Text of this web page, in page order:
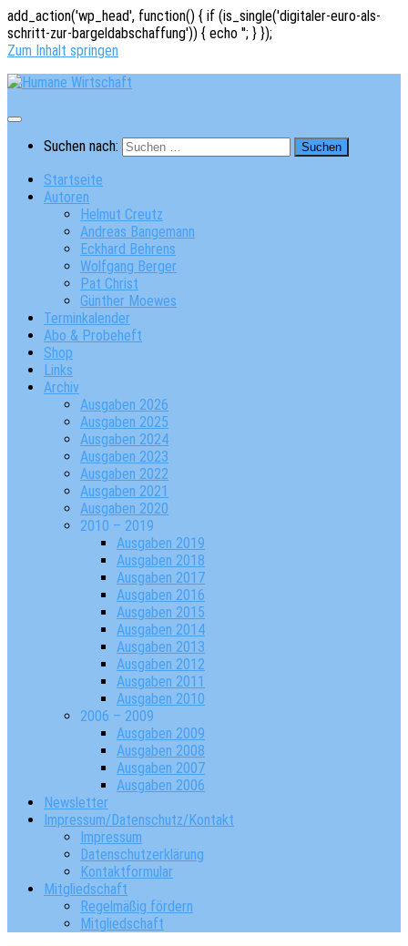
add_action('wp_head', function() { if (is_single('digitaler-euro-als-
schritt-zur-bargeldabschaffung')) { echo ''; } });
Zum Inhalt springen
Suchen nach:
Startseite
Autoren
Helmut Creutz
Andreas Bangemann
Eckhard Behrens
Wolfgang Berger
Pat Christ
Günther Moewes
Terminkalender
Abo & Probeheft
Shop
Links
Archiv
Ausgaben 2026
Ausgaben 2025
Ausgaben 2024
Ausgaben 2023
Ausgaben 2022
Ausgaben 2021
Ausgaben 2020
2010 – 2019
Ausgaben 2019
Ausgaben 2018
Ausgaben 2017
Ausgaben 2016
Ausgaben 2015
Ausgaben 2014
Ausgaben 2013
Ausgaben 2012
Ausgaben 2011
Ausgaben 2010
2006 – 2009
Ausgaben 2009
Ausgaben 2008
Ausgaben 2007
Ausgaben 2006
Newsletter
Impressum/Datenschutz/Kontakt
Impressum
Datenschutzerklärung
Kontaktformular
Mitgliedschaft
Regelmäßig fördern
Mitgliedschaft